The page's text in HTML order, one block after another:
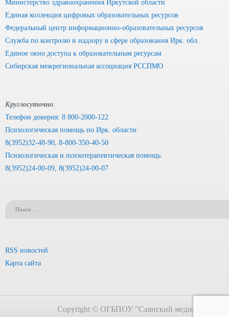
Министерство здравоохранения Иркутской области
Единая коллекция цифровых образовательных ресурсов
Федеральный центр информационно-образовательных ресурсов
Служба по контролю и надзору в сфере образования Ирк. обл.
Единое окно доступа к образовательным ресурсам
Сибирская межрегиональная ассоциация РССПМО
Круглосуточно:
Телефон доверия: 8 800-2000-122
Психологическая помощь по Ирк. области:
8(3952)32-48-90, 8-800-350-40-50
Психологическая и психотерапевтическая помощь:
8(3952)24-00-09, 8(3952)24-00-07
RSS новостей
Карта сайта
Copyright © ОГБПОУ "Саянский медицинский